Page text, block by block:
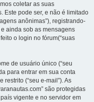
coletar as suas
Este pode ser, e não é limitado
anônimas”), registrando-
e ainda sob as mensagens
o login no fórum(“suas
de usuário único (“seu
para entrar em sua conta
restrito (“seu e-mail”). As
são protegidas
vigente e no servidor em